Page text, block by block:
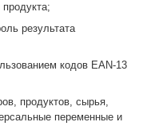
результата
кодов EAN-13
продуктов, сырья,
переменные и